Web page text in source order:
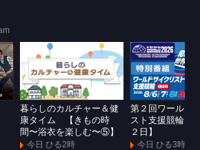
暮らしのカルチャー＆健
康タイム 【きもの時
間〜浴衣を楽しむ〜⑤】
今日 ひる2時
第２回ワールド
スト支援競輪
２日】
今日 ひる3時